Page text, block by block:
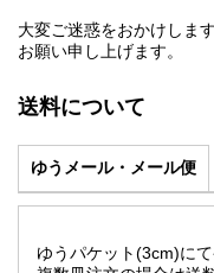
大変ご迷惑をおかけしま
お願い申し上げます。
送料について
ゆうメール・メール便
ゆうパケット(3cm)に